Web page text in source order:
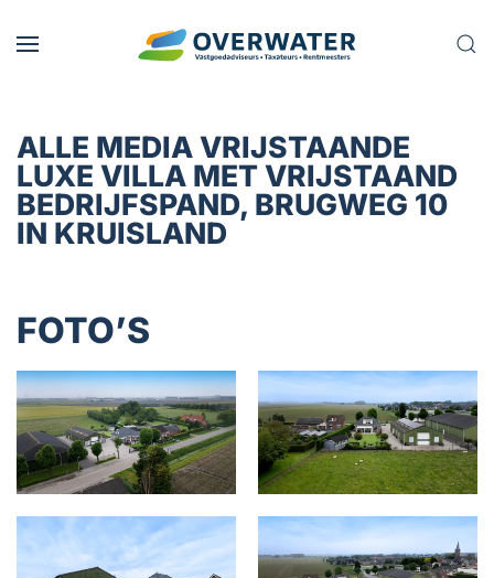
Skip to main content
ALLE MEDIA VRIJSTAANDE
LUXE VILLA MET VRIJSTAAND
BEDRIJFSPAND, BRUGWEG 10
IN KRUISLAND
FOTO’S